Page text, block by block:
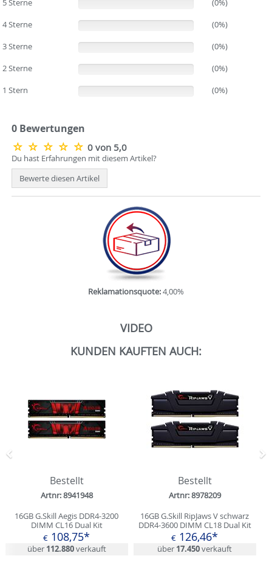
5 Sterne
(0%)
4 Sterne
(0%)
3 Sterne
(0%)
2 Sterne
(0%)
1 Stern
(0%)
0 Bewertungen
0 von 5,0
Du hast Erfahrungen mit diesem Artikel?
Bewerte diesen Artikel
Reklamationsquote:4,00%
VIDEO
KUNDEN KAUFTEN AUCH:
Bestellt
Artnr: 8941948
16GB G.Skill Aegis DDR4-3200
DIMM CL16 Dual Kit
€ 108,75*
über 112.880verkauft
Bestellt
Artnr: 8978209
16GB G.Skill RipJaws V schwarz
DDR4-3600 DIMM CL18 Dual Kit
€ 126,46*
über 17.450verkauft
Zurück